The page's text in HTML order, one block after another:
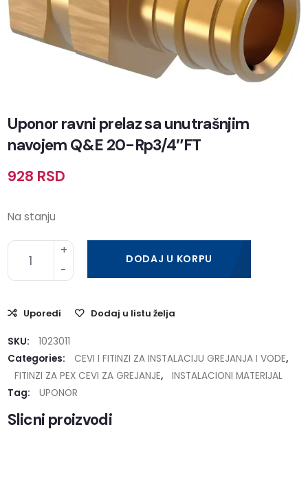
Uponor ravni prelaz sa unutrašnjim
navojem Q&E 20-Rp3/4″FT
928 RSD
Na stanju
DODAJ U KORPU
Uporedi Dodaj u listu želja
SKU:
1023011
Categories:
CEVI I FITINZI ZA INSTALACIJU GREJANJA I VODE,
FITINZI ZA PEX CEVI ZA GREJANJE,
INSTALACIONI MATERIJAL
Tag:
UPONOR
Slicni proizvodi